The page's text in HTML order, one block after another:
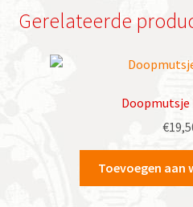
Gerelateerde
Doopmutsje
€
Toevoegen aan